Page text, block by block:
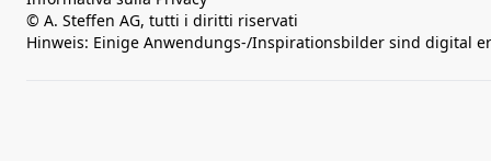
© A. Steffen AG, tutti i diritti riservati
Hinweis: Einige Anwendungs-/Inspirationsbilder sind digital